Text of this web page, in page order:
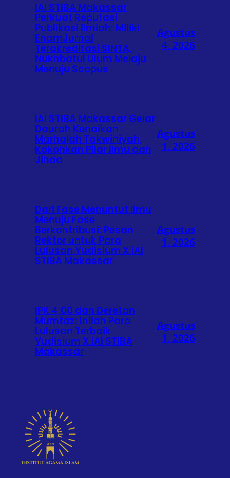
IAI STIBA Makassar
Perkuat Reputasi
Publikasi Ilmiah: Miliki
EnamJurnal
Terakreditasi SINTA,
Nukhbatul Ulum Melaju
Menuju Scopus
Agustus
4, 2026
IAI STIBA Makassar Gelar
Daurah Kenaikan
Marhalah Takwiniyah,
Kokohkan Pilar Ilmu dan
Jihad
Agustus
1, 2026
Dari Fase Menuntut Ilmu
Menuju Fase
Berkontribusi: Pesan
Rektor untuk Para
Lulusan Yudisium X IAI
STIBA Makassar
Agustus
1, 2026
IPK 4,00 dan Deretan
Mumtaz: Inilah Para
Lulusan Terbaik
Yudisium X IAI STIBA
Makassar
Agustus
1, 2026